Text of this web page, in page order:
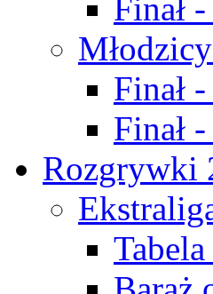
Finał
Finał
Finał
Rozgrywki